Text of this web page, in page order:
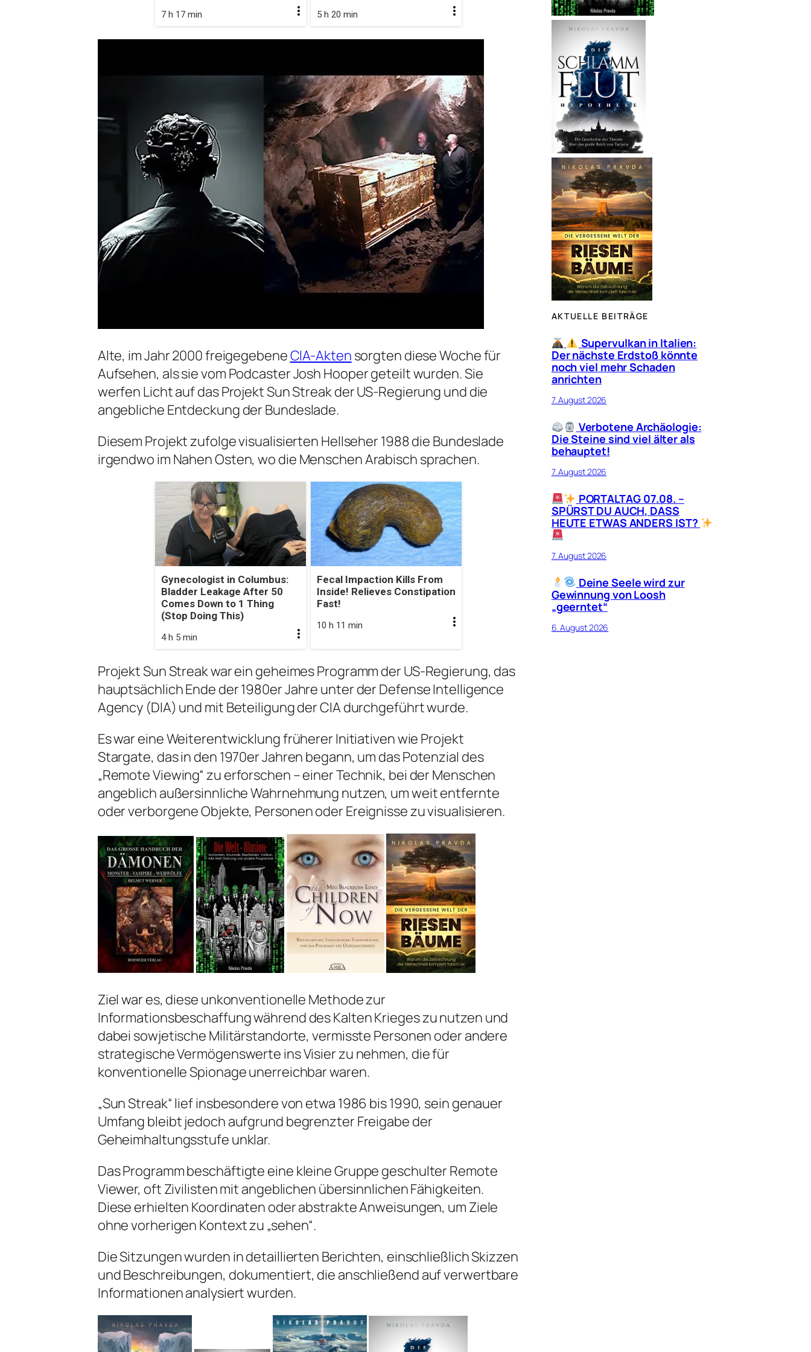
7 h 17 min 5 h 20 min
Alte, im Jahr 2000 freigegebeneCIA-Akten sorgten diese Woche für
Aufsehen, als sie vom Podcaster Josh Hooper geteilt wurden. Sie
werfen Licht auf das Projekt Sun Streak der US-Regierung und die
angebliche Entdeckung der Bundeslade.
Diesem Projekt zufolge visualisierten Hellseher 1988 die Bundeslade
irgendwo im Nahen Osten, wo die Menschen Arabisch sprachen.
Gynecologist in Columbus:
Bladder Leakage After 50
Comes Down to 1 Thing
(Stop Doing This)
4 h 5 min
Fecal Impaction Kills From
Inside! Relieves Constipation
Fast!
10 h 11 min
Projekt Sun Streak war ein geheimes Programm der US-Regierung, das
hauptsächlich Ende der 1980er Jahre unter der Defense Intelligence
Agency (DIA) und mit Beteiligung der CIA durchgeführt wurde.
Es war eine Weiterentwicklung früherer Initiativen wie Projekt
Stargate, das in den 1970er Jahren begann, um das Potenzial des
„Remote Viewing“ zu erforschen – einer Technik, bei der Menschen
angeblich außersinnliche Wahrnehmung nutzen, um weit entfernte
oder verborgene Objekte, Personen oder Ereignisse zu visualisieren.
Ziel war es, diese unkonventionelle Methode zur
Informationsbeschaffung während des Kalten Krieges zu nutzen und
dabei sowjetische Militärstandorte, vermisste Personen oder andere
strategische Vermögenswerte ins Visier zu nehmen, die für
konventionelle Spionage unerreichbar waren.
„Sun Streak“ lief insbesondere von etwa 1986 bis 1990, sein genauer
Umfang bleibt jedoch aufgrund begrenzter Freigabe der
Geheimhaltungsstufe unklar.
Das Programm beschäftigte eine kleine Gruppe geschulter Remote
Viewer, oft Zivilisten mit angeblichen übersinnlichen Fähigkeiten.
Diese erhielten Koordinaten oder abstrakte Anweisungen, um Ziele
ohne vorherigen Kontext zu „sehen“.
Die Sitzungen wurden in detaillierten Berichten, einschließlich Skizzen
und Beschreibungen, dokumentiert, die anschließend auf verwertbare
Informationen analysiert wurden.
AKTUELLE BEITRÄGE
Supervulkan in Italien:
Der nächste Erdstoß könnte
noch viel mehr Schaden
anrichten
7. August 2026
Verbotene Archäologie:
Die Steine sind viel älter als
behauptet!
7. August 2026
PORTALTAG 07.08. –
SPÜRST DU AUCH, DASS
HEUTE ETWAS ANDERS IST?
7. August 2026
Deine Seele wird zur
Gewinnung von Loosh
„geerntet“
6. August 2026